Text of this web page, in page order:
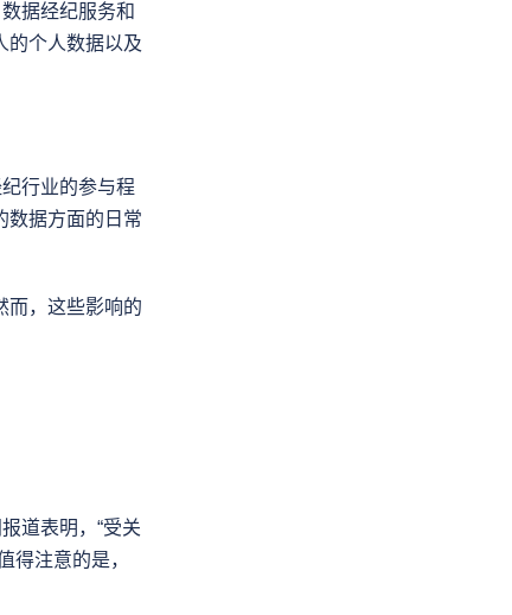
据经纪服务和
的个人数据以及
行业的参与程
数据方面的日常
而，这些影响的
道表明，“受关
得注意的是，